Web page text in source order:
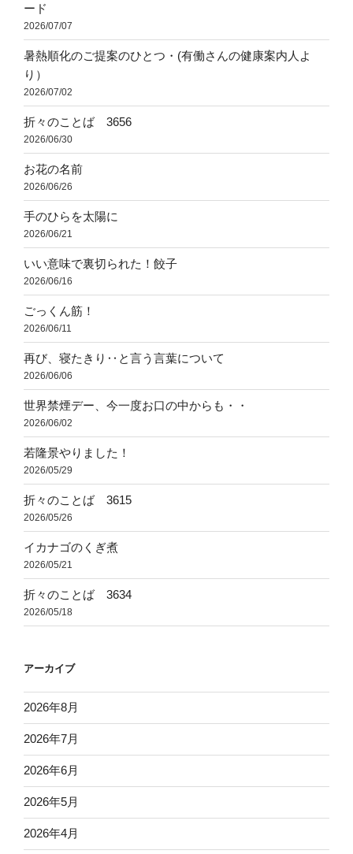
ード
2026/07/07
暑熱順化のご提案のひとつ・(有働さんの健康案内人よ
り）
2026/07/02
折々のことば 3656
2026/06/30
お花の名前
2026/06/26
手のひらを太陽に
2026/06/21
いい意味で裏切られた！餃子
2026/06/16
ごっくん筋！
2026/06/11
再び、寝たきり‥と言う言葉について
2026/06/06
世界禁煙デー、今一度お口の中からも・・
2026/06/02
若隆景やりました！
2026/05/29
折々のことば 3615
2026/05/26
イカナゴのくぎ煮
2026/05/21
折々のことば 3634
2026/05/18
アーカイブ
2026年8月
2026年7月
2026年6月
2026年5月
2026年4月